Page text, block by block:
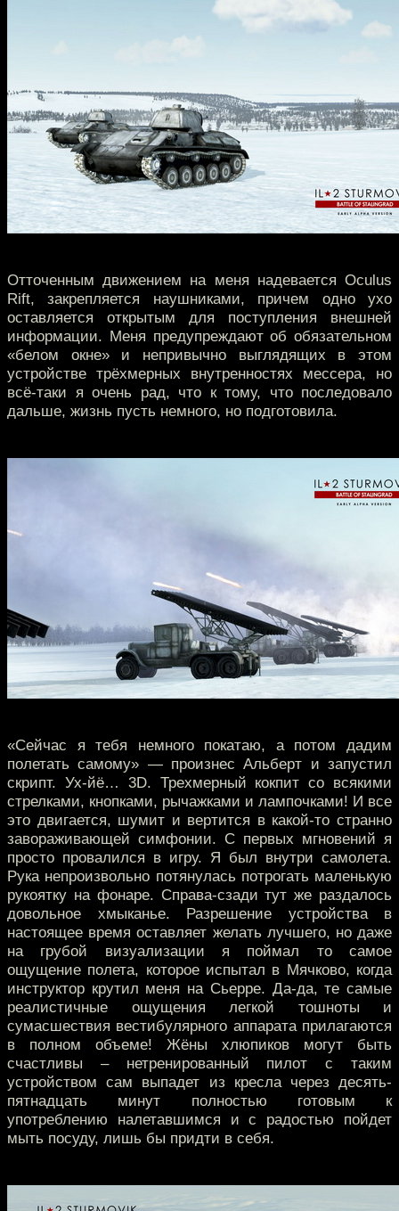
Отточенным движением на меня надевается Oculus
Rift, закрепляется наушниками, причем одно ухо
оставляется открытым для поступления внешней
информации. Меня предупреждают об обязательном
«белом окне» и непривычно выглядящих в этом
устройстве трёхмерных внутренностях мессера, но
всё-таки я очень рад, что к тому, что последовало
дальше, жизнь пусть немного, но подготовила.
«Сейчас я тебя немного покатаю, а потом дадим
полетать самому» — произнес Альберт и запустил
скрипт. Ух-йё… 3D. Трехмерный кокпит со всякими
стрелками, кнопками, рычажками и лампочками! И все
это двигается, шумит и вертится в какой-то странно
завораживающей симфонии. С первых мгновений я
просто провалился в игру. Я был внутри самолета.
Рука непроизвольно потянулась потрогать маленькую
рукоятку на фонаре. Справа-сзади тут же раздалось
довольное хмыканье. Разрешение устройства в
настоящее время оставляет желать лучшего, но даже
на грубой визуализации я поймал то самое
ощущение полета, которое испытал в Мячково, когда
инструктор крутил меня на Сьерре. Да-да, те самые
реалистичные ощущения легкой тошноты и
сумасшествия вестибулярного аппарата прилагаются
в полном объеме! Жёны хлюпиков могут быть
счастливы – нетренированный пилот с таким
устройством сам выпадет из кресла через десять-
пятнадцать минут полностью готовым к
употреблению налетавшимся и с радостью пойдет
мыть посуду, лишь бы придти в себя.